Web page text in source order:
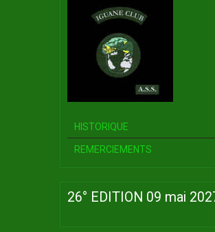
HISTORIQUE
REMERCIEMENTS
26° EDITION 09 mai